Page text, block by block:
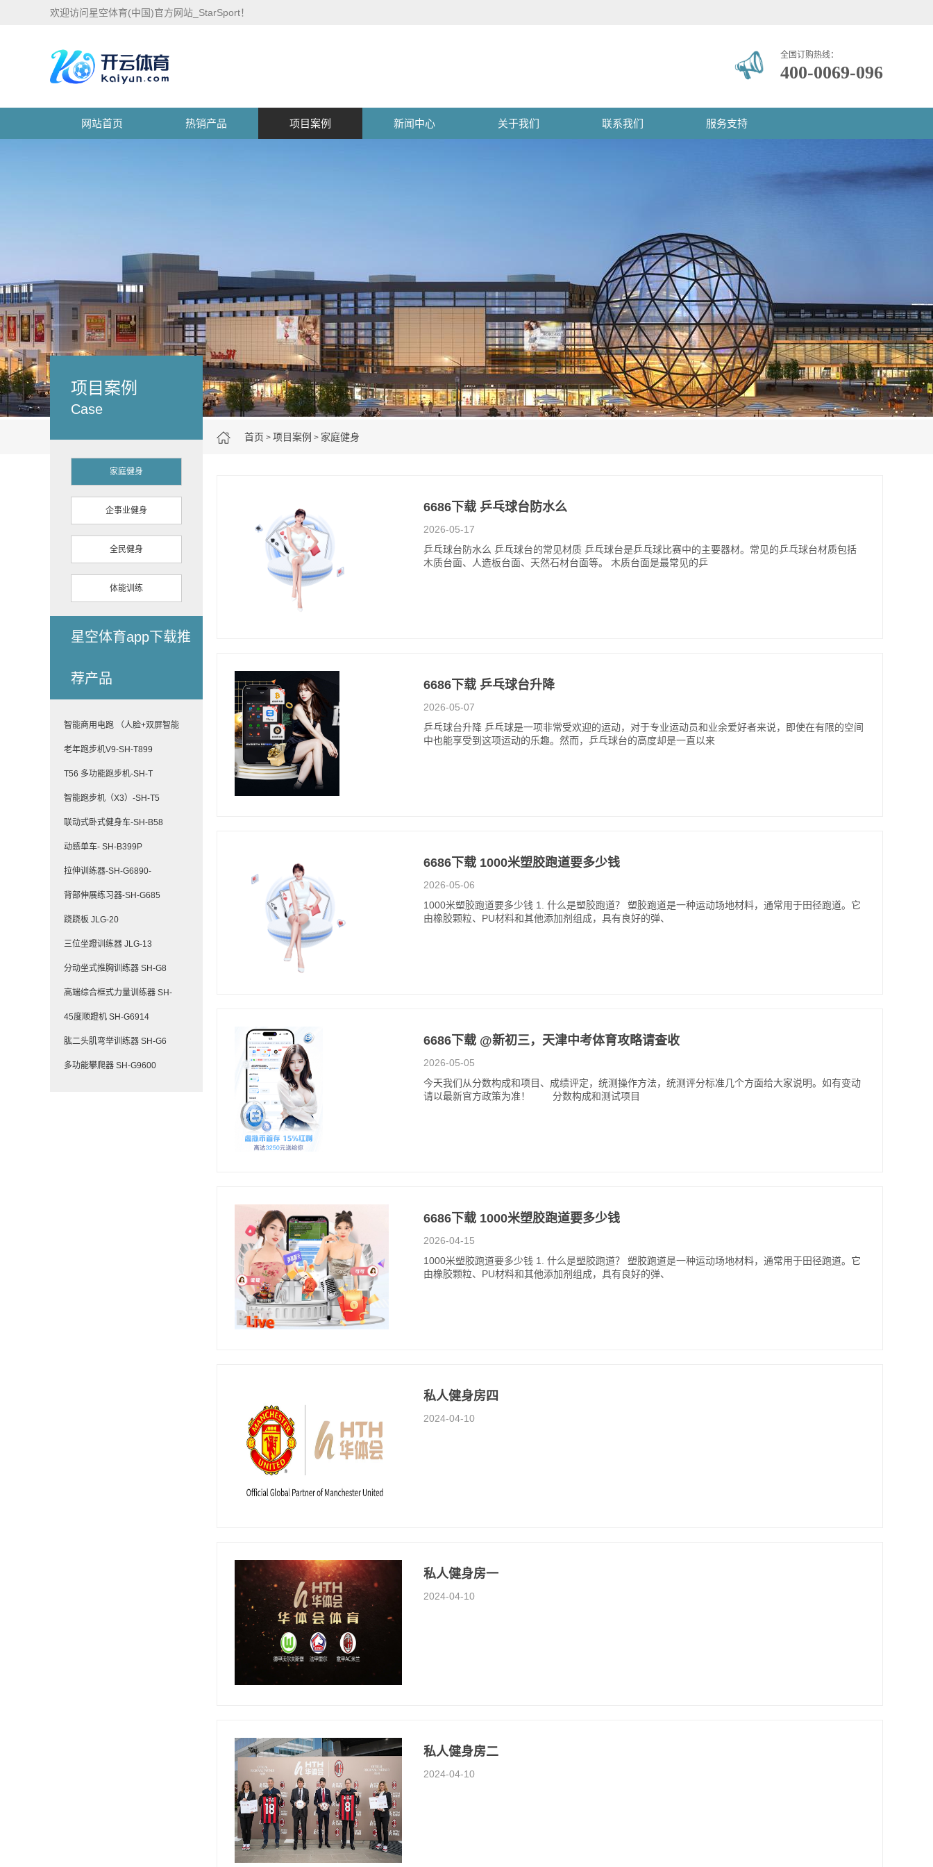
欢迎访问星空体育(中国)官方网站_StarSport！
全国订购热线：
400-0069-096
网站首页 热销产品 项目案例 新闻中心 关于我们 联系我们 服务支持
首页 > 项目案例 > 家庭健身
项目案例
Case
家庭健身
企事业健身
全民健身
体能训练
星空体育app下载推
荐产品
智能商用电跑 （人脸+双屏智能
老年跑步机V9-SH-T899
T56 多功能跑步机-SH-T
智能跑步机（X3）-SH-T5
联动式卧式健身车-SH-B58
动感单车- SH-B399P
拉伸训练器-SH-G6890-
背部伸展练习器-SH-G685
跷跷板 JLG-20
三位坐蹬训练器 JLG-13
分动坐式推胸训练器 SH-G8
高端综合框式力量训练器 SH-
45度顺蹬机 SH-G6914
肱二头肌弯举训练器 SH-G6
多功能攀爬器 SH-G9600
6686下载 乒乓球台防水么
2026-05-17
乒乓球台防水么 乒乓球台的常见材质 乒乓球台是乒乓球比赛中的主要器材。常见的乒乓球台材质包括
木质台面、人造板台面、天然石材台面等。 木质台面是最常见的乒
6686下载 乒乓球台升降
2026-05-07
乒乓球台升降 乒乓球是一项非常受欢迎的运动，对于专业运动员和业余爱好者来说，即使在有限的空间
中也能享受到这项运动的乐趣。然而，乒乓球台的高度却是一直以来
6686下载 1000米塑胶跑道要多少钱
2026-05-06
1000米塑胶跑道要多少钱 1. 什么是塑胶跑道？ 塑胶跑道是一种运动场地材料，通常用于田径跑道。它
由橡胶颗粒、PU材料和其他添加剂组成，具有良好的弹、
6686下载 @新初三，天津中考体育攻略请查收
2026-05-05
今天我们从分数构成和项目、成绩评定，统测操作方法，统测评分标准几个方面给大家说明。如有变动
请以最新官方政策为准！ 分数构成和测试项目
6686下载 1000米塑胶跑道要多少钱
2026-04-15
1000米塑胶跑道要多少钱 1. 什么是塑胶跑道？ 塑胶跑道是一种运动场地材料，通常用于田径跑道。它
由橡胶颗粒、PU材料和其他添加剂组成，具有良好的弹、
私人健身房四
2024-04-10
私人健身房一
2024-04-10
私人健身房二
2024-04-10